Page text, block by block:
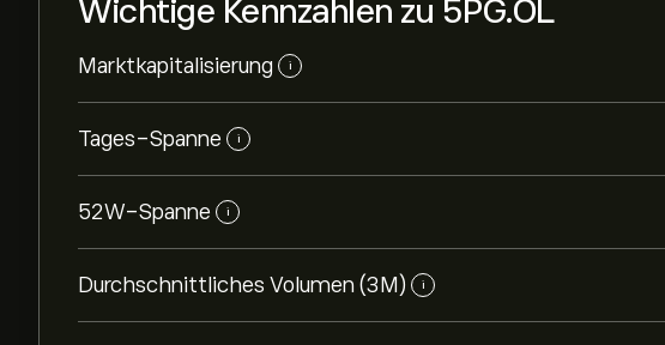
Wichtige Kennzahlen zu 5PG.OL
Marktkapitalisierung i
Tages-Spanne i
52W-Spanne i
Durchschnittliches Volumen (3M) i